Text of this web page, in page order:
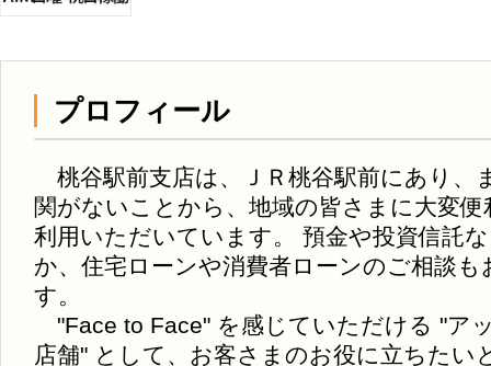
プロフィール
桃谷駅前支店は、ＪＲ桃谷駅前にあり、
関がないことから、地域の皆さまに大変
利用いただいています。 預金や投資信託
か、住宅ローンや消費者ローンのご相談
す。
"Face to Face" を感じていただける "ア
店舗" として、お客さまのお役に立ちたい